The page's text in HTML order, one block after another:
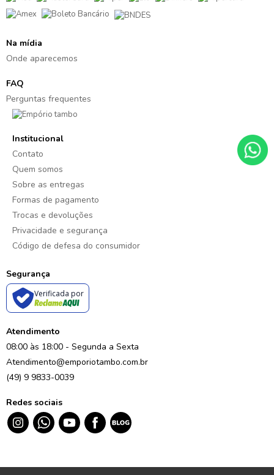
Na mídia
Onde aparecemos
FAQ
Perguntas frequentes
Institucional
Contato
Quem somos
Sobre as entregas
Formas de pagamento
Trocas e devoluções
Privacidade e segurança
Código de defesa do consumidor
Segurança
Verificada por
Atendimento
08:00 às 18:00 - Segunda a Sexta
Atendimento@emporiotambo.com.br
(49) 9 9833-0039
Redes sociais